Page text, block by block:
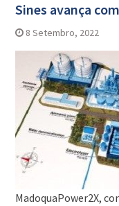
Sines avança
8 Setembro, 2022
MadoquaPower2X,